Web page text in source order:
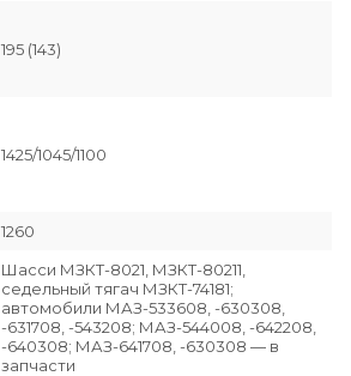
195 (143)
1425/1045/1100
1260
Шасси МЗКТ-8021, МЗКТ-80211,
седельный тягач МЗКТ-74181;
автомобили МАЗ-533608, -630308,
-631708, -543208; МАЗ-544008, -642208,
-640308; МАЗ-641708, -630308 — в
запчасти